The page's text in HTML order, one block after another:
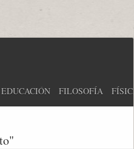
EDUCACIÓN FILOSOFÍA